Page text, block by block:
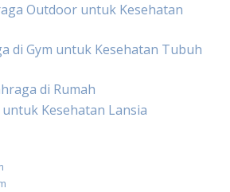
Outdoor untuk Kesehatan
di Gym untuk Kesehatan Tubuh
di Rumah
Kesehatan Lansia